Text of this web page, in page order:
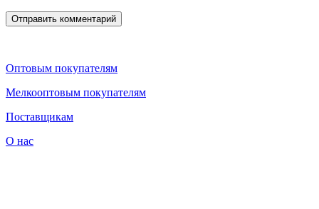
Оптовым покупателям
Мелкооптовым покупателям
Поставщикам
О нас